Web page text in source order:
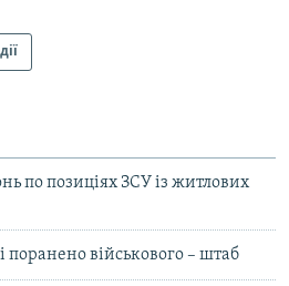
по позиціях ЗСУ із житлових
військового – штаб